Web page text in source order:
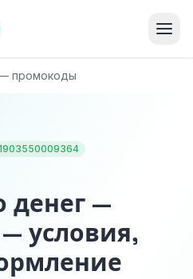
промокоды
денег —
условия,